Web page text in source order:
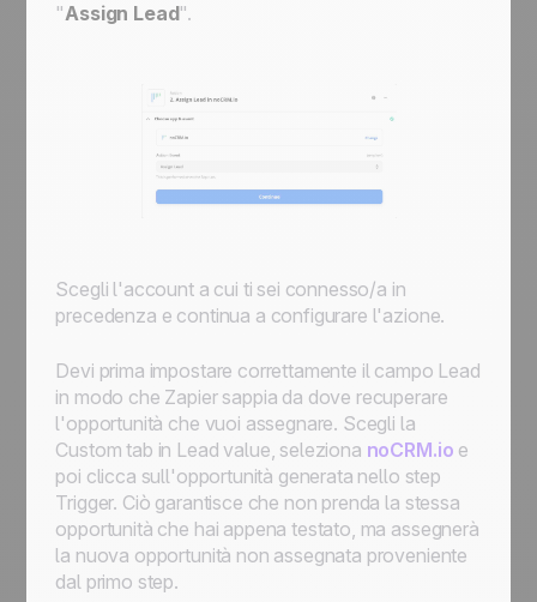
"Assign Lead".
Scegli l'account a cui ti sei connesso/a in
precedenza e continua a configurare l'azione.
Devi prima impostare correttamente il campo Lead
in modo che Zapier sappia da dove recuperare
l'opportunità che vuoi assegnare. Scegli la
Custom tab in Lead value, seleziona noCRM.io e
poi clicca sull'opportunità generata nello step
Trigger. Ciò garantisce che non prenda la stessa
opportunità che hai appena testato, ma assegnerà
la nuova opportunità non assegnata proveniente
dal primo step.